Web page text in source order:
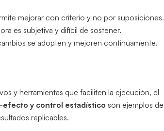
mejorar con criterio y no por suposiciones.
es subjetiva y difícil de sostener.
se adopten y mejoren continuamente.
y herramientas que faciliten la ejecución, el
efecto y control estadístico son ejemplos de
replicables.